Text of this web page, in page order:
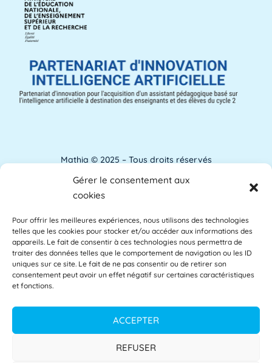
Gérer le consentement aux
cookies
Pour offrir les meilleures expériences, nous utilisons des technologies
telles que les cookies pour stocker et/ou accéder aux informations des
appareils. Le fait de consentir à ces technologies nous permettra de
traiter des données telles que le comportement de navigation ou les ID
uniques sur ce site. Le fait de ne pas consentir ou de retirer son
consentement peut avoir un effet négatif sur certaines caractéristiques
et fonctions.
ACCEPTER
REFUSER
Les aménagements d'apprentissage peuvent
faire référence à du temps supplémentaire
pour la [...]
ANACT
ANACT est l'acronyme de l'Agence nationale
Analyse de l'apprentissage
les commentaires des étudiants comme base
des [...]Lire plus »
APAE
L'APAE, ou Attaché Principal d'Administration
de l'État, est un fonctionnaire de l'Éducation
Mathia © 2025 – Tous droits réservés
Mentions Légales
Accessibilité
Glossaire
Centre d’aide
CGU